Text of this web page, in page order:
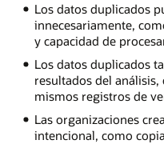
Los datos duplicados
innecesariamente,
y capacidad de
Los datos duplicados
resultados del
mismos registros de
Las organizaciones
intencional, como